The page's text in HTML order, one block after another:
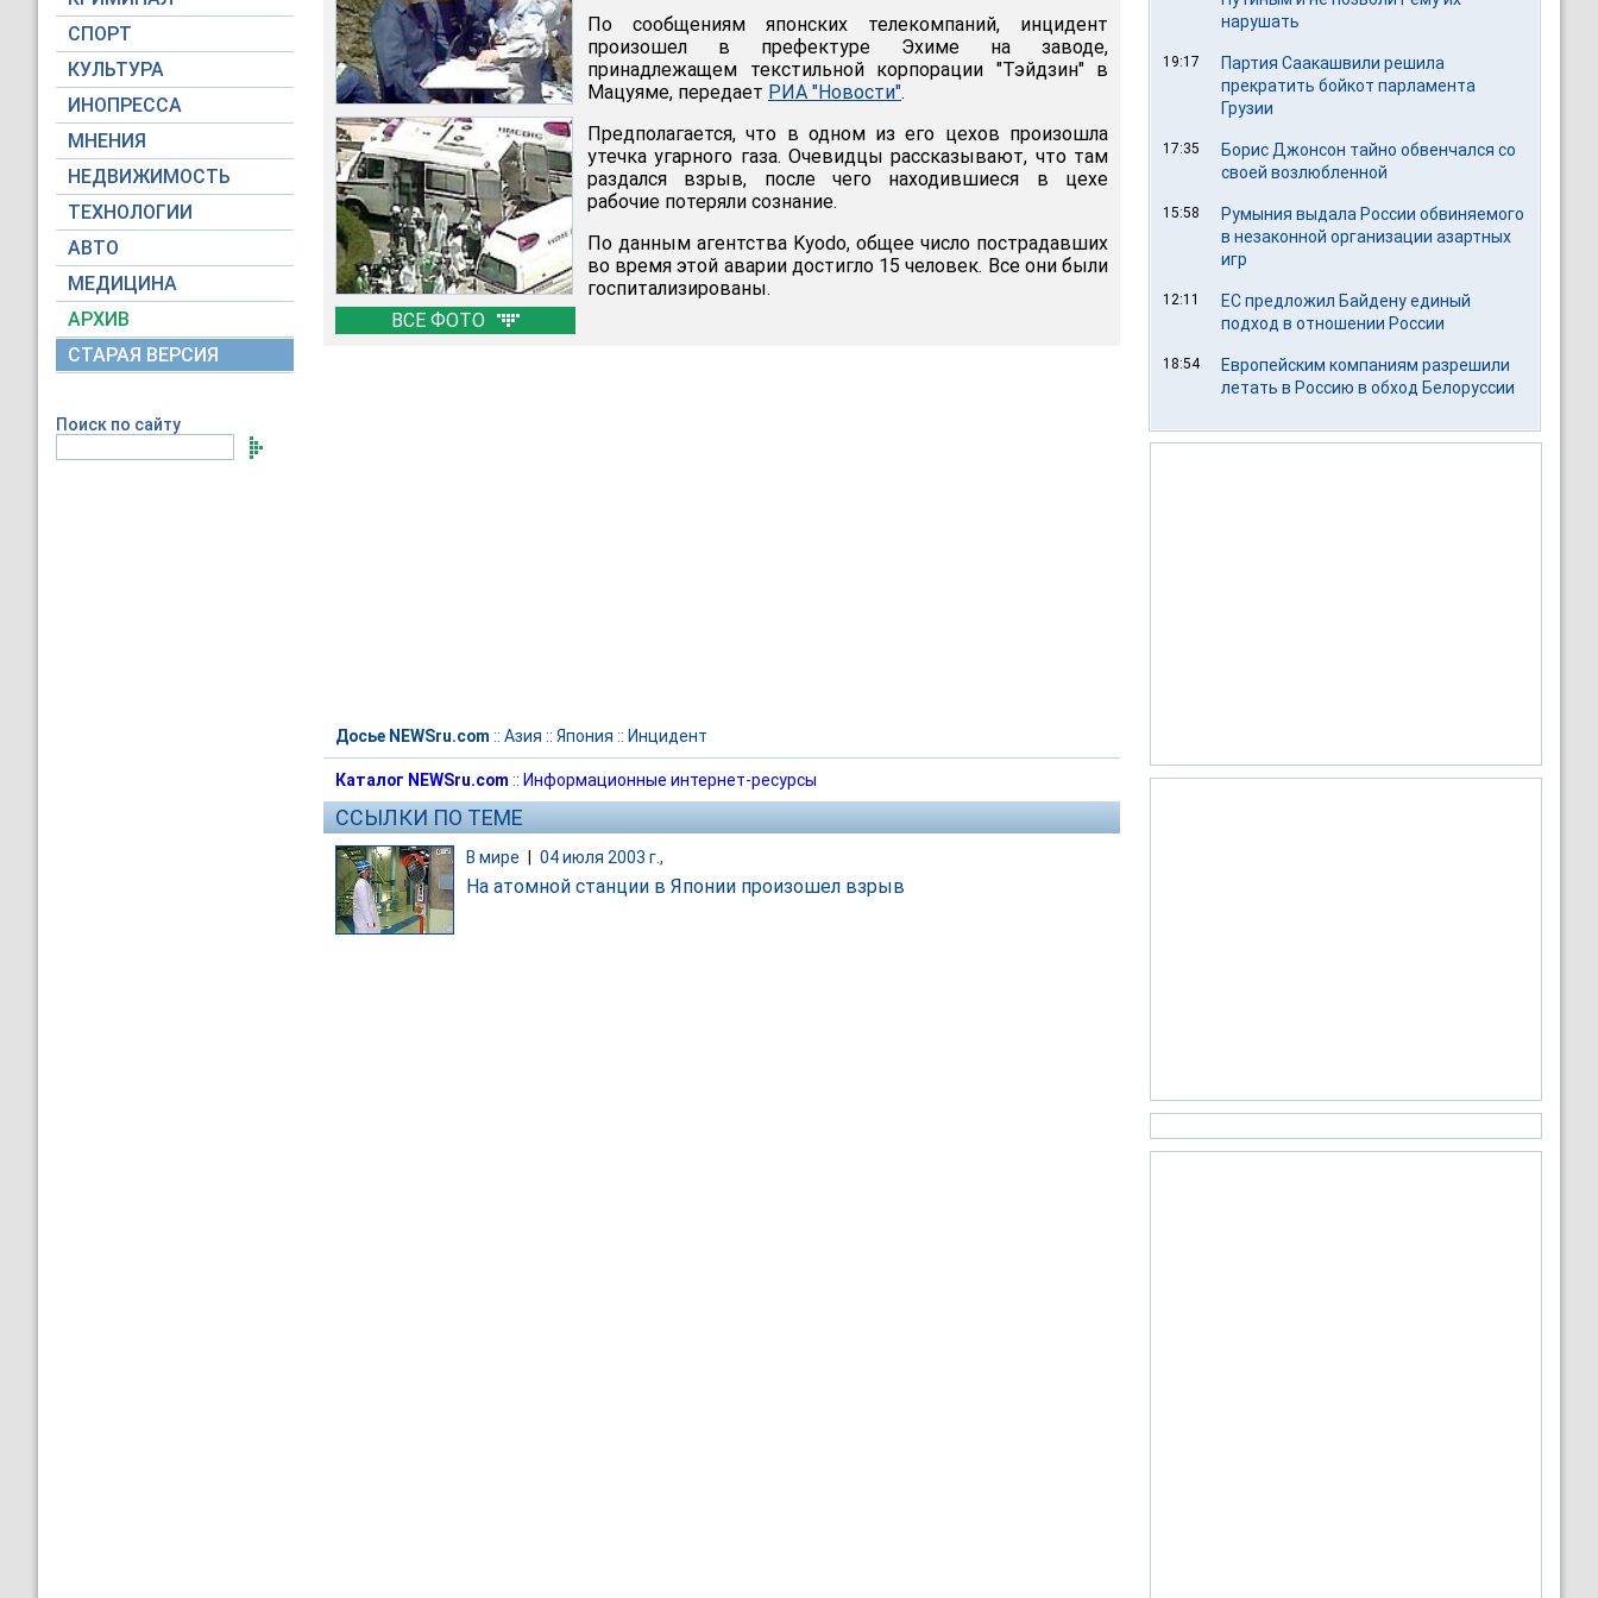
СПОРТ
КУЛЬТУРА
ИНОПРЕССА
МНЕНИЯ
НЕДВИЖИМОСТЬ
ТЕХНОЛОГИИ
АВТО
МЕДИЦИНА
АРХИВ
СТАРАЯ ВЕРСИЯ
Поиск по сайту
ВСЕ ФОТО
По сообщениям японских телекомпаний, инцидент
произошел в префектуре Эхиме на заводе,
принадлежащем текстильной корпорации "Тэйдзин" в
Мацуяме, передает РИА "Новости".
Предполагается, что в одном из его цехов произошла
утечка угарного газа. Очевидцы рассказывают, что там
раздался взрыв, после чего находившиеся в цехе
рабочие потеряли сознание.
По данным агентства Kyodo, общее число пострадавших
во время этой аварии достигло 15 человек. Все они были
госпитализированы.
Досье NEWSru.com :: Азия :: Япония :: Инцидент
Каталог NEWSru.com :: Информационные интернет-ресурсы
ССЫЛКИ ПО ТЕМЕ
В мире 04 июля 2003 г.,
На атомной станции в Японии произошел взрыв
нарушать
19:17
Партия Саакашвили решила
прекратить бойкот парламента
Грузии
17:35
Борис Джонсон тайно обвенчался со
своей возлюбленной
15:58
Румыния выдала России обвиняемого
в незаконной организации азартных
игр
12:11
ЕС предложил Байдену единый
подход в отношении России
18:54
Европейским компаниям разрешили
летать в Россию в обход Белоруссии